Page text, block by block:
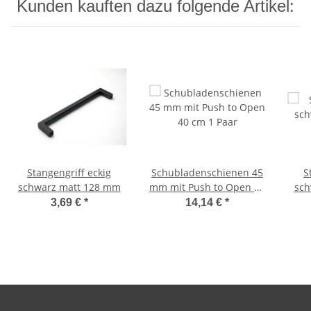
Kunden kauften dazu folgende Artikel:
Stangengriff eckig
schwarz matt 128 mm
3,69 € *
Schubladenschienen 45
mm mit Push to Open 40
cm 1 Paar
14,14 € *